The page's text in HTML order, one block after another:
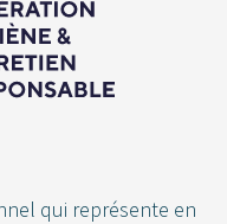
qui représente en